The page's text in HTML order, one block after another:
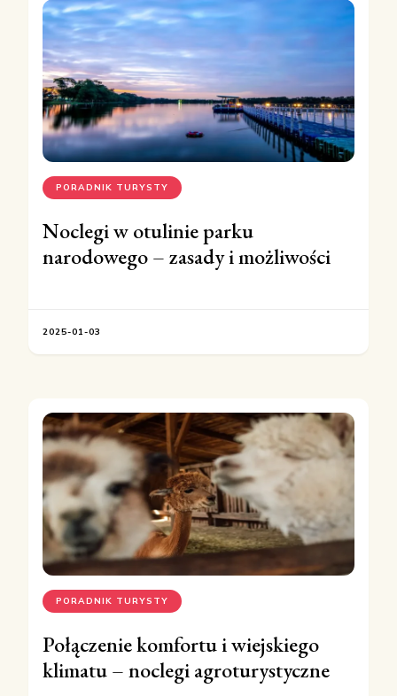
PORADNIK TURYSTY
Noclegi w otulinie parku
narodowego – zasady i możliwości
2025-01-03
PORADNIK TURYSTY
Połączenie komfortu i wiejskiego
klimatu – noclegi agroturystyczne